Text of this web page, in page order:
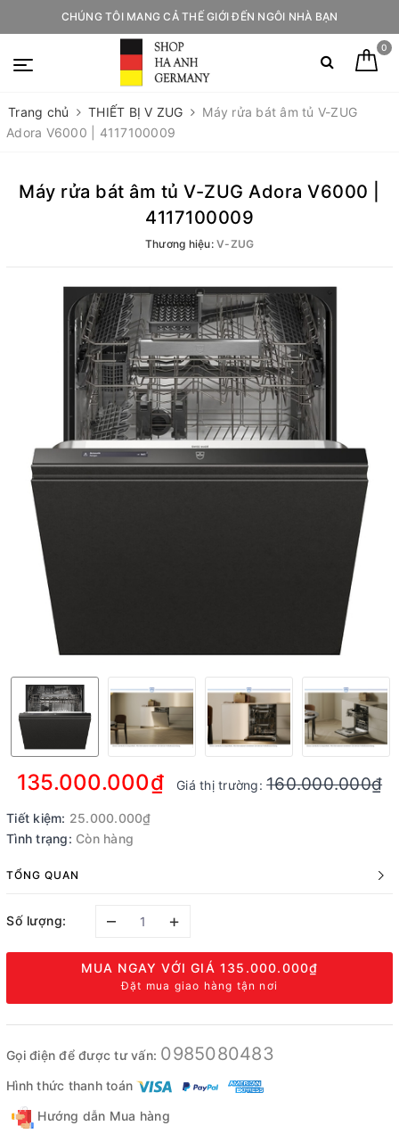
CHÚNG TÔI MANG CẢ THẾ GIỚI ĐẾN NGÔI NHÀ BẠN
0
Trang chủ THIẾT BỊ V ZUG
Máy rửa bát âm tủ V-ZUG
Adora V6000 | 4117100009
Máy rửa bát âm tủ V-ZUG Adora V6000 |
4117100009
Thương hiệu: V-ZUG
135.000.000₫ Giá thị trường:160.000.000₫
Tiết kiệm: 25.000.000₫
Tình trạng: Còn hàng
TỔNG QUAN
Số lượng: – +
MUA NGAY VỚI GIÁ 135.000.000₫
Đặt mua giao hàng tận nơi
Gọi điện để được tư vấn: 0985080483
Hình thức thanh toán
Hướng dẫn Mua hàng